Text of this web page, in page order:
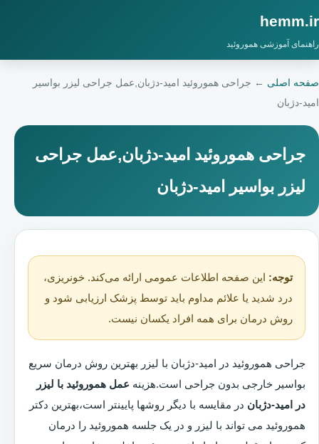
hemm.ir
راهنمای آموزشی هموروئید
صفحه اصلی ← جراحی هموروئید امید-دژبان,عمل جراحی لیزر بواسیر
امید-دژبان
جراحی هموروئید امید-دژبان,عمل جراحی
لیزر بواسیر امید-دژبان
توجه: این صفحه اطلاعات عمومی ارائه می‌کند. خونریزی،
درد شدید یا علائم مداوم باید توسط پزشک ارزیابی شود و
روش درمان برای همه افراد یکسان نیست.
جراحی هموروئید در امید-دژبان با لیزر بهترین روش درمان سریع
بواسیر خارجی بدون جراحی است.هزینه عمل هموروئید با لیزر
در امید-دژبان در مقایسه با دیگر روشها پایینتر است،بهترین دکتر
هموروئید می تواند با لیزر و در یک جلسه هموروئید را درمان